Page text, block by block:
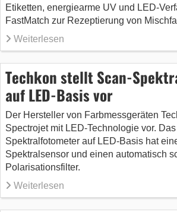
Etiketten, energiearme UV und LED-
FastMatch zur Rezeptierung von
Weiterlesen
Techkon stellt Scan-
auf LED-Basis vor
Der Hersteller von Farbmessgeräten
Spectrojet mit LED-Technologie vor.
Spektralfotometer auf LED-Basis hat
Spektralsensor und einen automatisch
Polarisationsfilter.
Weiterlesen